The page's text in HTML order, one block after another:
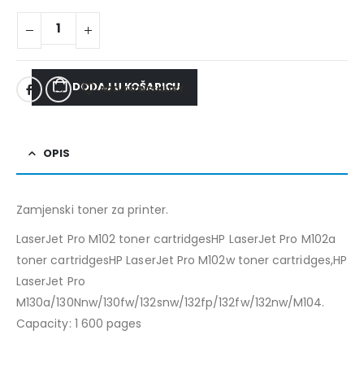
DODAJ U KOŠARICU
ADD TO WISHLIST
OPIS
Zamjenski toner za printer.
LaserJet Pro M102 toner cartridgesHP LaserJet Pro M102a
toner cartridgesHP LaserJet Pro M102w toner cartridges,HP
LaserJet Pro
M130a/130Nnw/130fw/132snw/132fp/132fw/132nw/M104.
Capacity: 1 600 pages